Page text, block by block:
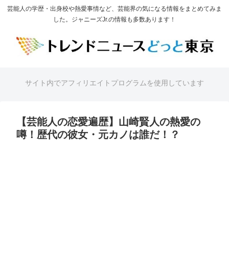
芸能人の学歴・出身校や熱愛事情など、芸能界の気になる情報をまとめてみま
した。ジャニーズJr.の情報も多数あります！
サイト内でアフィリエイトプログラムを使用しています
【芸能人の恋愛遍歴】山崎賢人の熱愛の
噂！歴代の彼女・元カノは誰だ！？